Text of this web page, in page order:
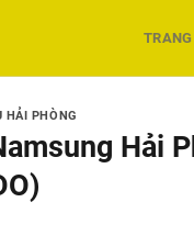
HẢI PHÒNG
Hải